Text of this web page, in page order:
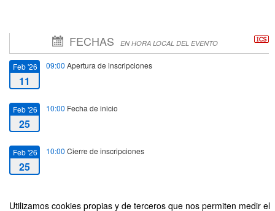
Utilizamos cookies propias y de terceros que nos permiten medir el
FECHAS EN HORA LOCAL DEL EVENTO
Feb '26
11
09:00 Apertura de inscripciones
Feb '26
25
10:00 Fecha de inicio
Feb '26
25
10:00 Cierre de inscripciones